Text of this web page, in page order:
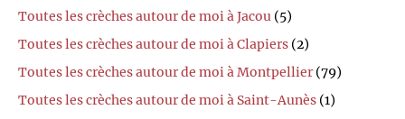
Toutes les crèches autour de moi à Jacou (5)
Toutes les crèches autour de moi à Clapiers (2)
Toutes les crèches autour de moi à Montpellier (79)
Toutes les crèches autour de moi à Saint-Aunès (1)